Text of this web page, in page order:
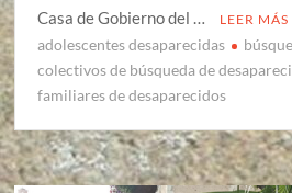
Casa de Gobierno del …
LEER MÁS
adolescentes desaparecidas
colectivos de búsqueda de
familiares de desaparecidos